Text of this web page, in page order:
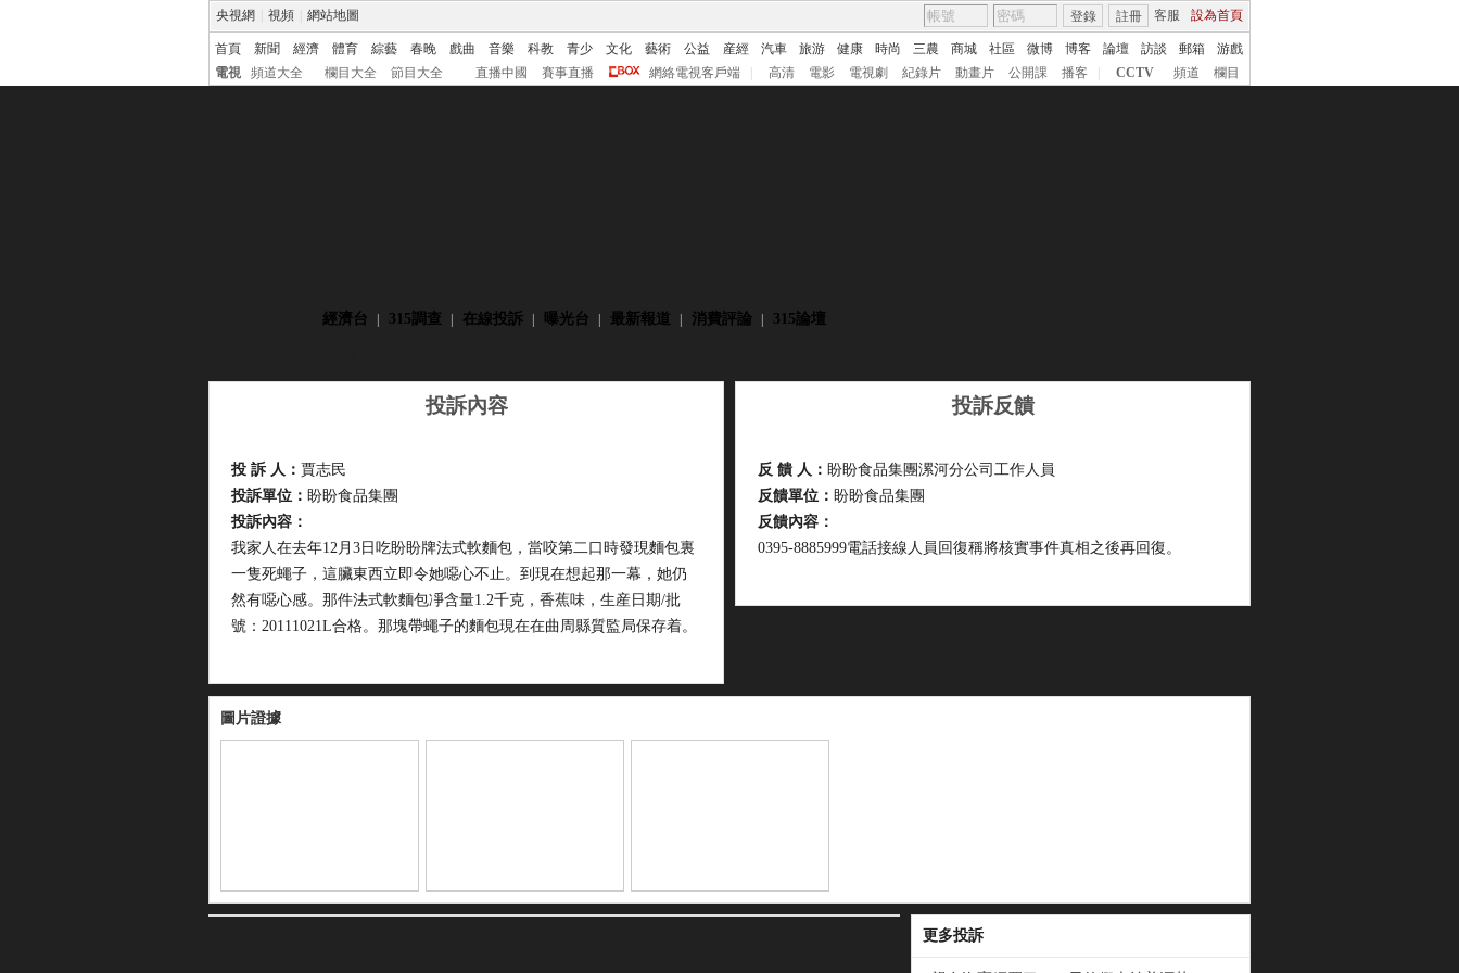
央視網 視頻 網站地圖 客服 設為首頁
登錄 註冊
首頁 新聞 經濟 體育 綜藝 春晚 戲曲 音樂 科教 青少 文化 藝術 公益 産經 汽車 旅游 健康 時尚 三農 商城 社區 微博 博客 論壇 訪談 郵箱
游戲
電視
頻道大全 欄目大全 節目大全 直播中國 賽事直播 網絡電視客戶端 高清 電影 電視劇 紀錄片 動畫片 公開課 播客 CCTV 頻道 欄目
經濟台 315調查 在線投訴 曝光台 最新報道 消費評論 315論壇
投訴內容
投 訴 人： 賈志民
投訴單位： 盼盼食品集團
投訴內容：
我家人在去年12月3日吃盼盼牌法式軟麵包，當咬第二口時發現麵包裏
一隻死蠅子，這臟東西立即令她噁心不止。到現在想起那一幕，她仍
然有噁心感。那件法式軟麵包凈含量1.2千克，香蕉味，生産日期/批
號：20111021L合格。那塊帶蠅子的麵包現在在曲周縣質監局保存着。
投訴反饋
反 饋 人： 盼盼食品集團漯河分公司工作人員
反饋單位： 盼盼食品集團
反饋內容：
0395-8885999電話接線人員回復稱將核實事件真相之後再回復。
圖片證據
更多投訴